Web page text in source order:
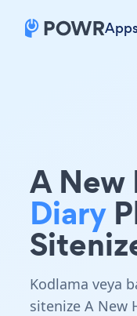
A New
Diary
Kodlama veya
sitenize A New